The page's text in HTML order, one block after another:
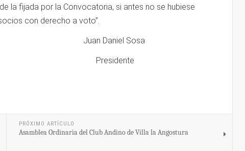
la fijada por la Convocatoria, si antes no se hubiese
con derecho a voto”.
Juan Daniel Sosa
Presidente
PRÓXIMO ARTÍCULO
Asamblea Ordinaria del Club Andino de Villa la Angostura